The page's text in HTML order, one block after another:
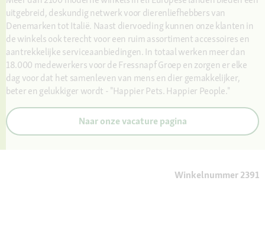
uitgebreid, deskundig netwerk voor dierenliefhebbers van
Denemarken tot Italië. Naast diervoeding kunnen onze klanten in
de winkels ook terecht voor een ruim assortiment accessoires en
aantrekkelijke serviceaanbiedingen. In totaal werken meer dan
18.000 medewerkers voor de Fressnapf Groep en zorgen er elke
dag voor dat het samenleven van mens en dier gemakkelijker,
beter en gelukkiger wordt - "Happier Pets. Happier People."
Naar onze vacature pagina
Winkelnummer 2391